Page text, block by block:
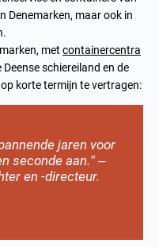
Denemarken, maar ook in
met containercentra
Deense schiereiland en de
korte termijn te vertragen:
jaren voor
seconde aan.” –
en -directeur.